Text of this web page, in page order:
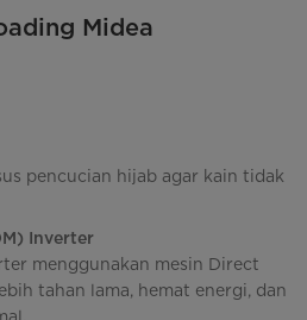
Midea
pencucian hijab agar kain tidak
Inverter
menggunakan mesin Direct
tahan lama, hemat energi, dan